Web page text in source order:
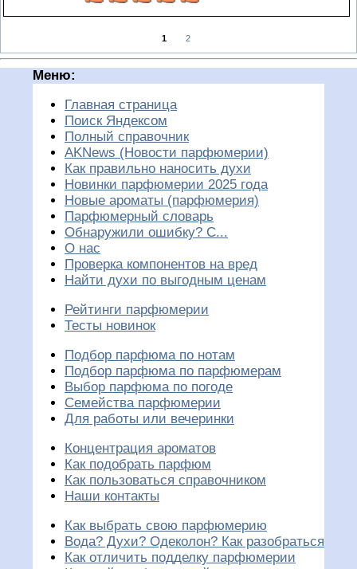
1 2
Меню:
Главная страница
Поиск Яндексом
Полный справочник
AKNews (Новости парфюмерии)
Как правильно наносить духи
Новинки парфюмерии 2025 года
Новые ароматы (парфюмерия)
Парфюмерный словарь
Обнаружили ошибку? С...
О нас
Проверка компонентов на вред
Найти духи по выгодным ценам
Рейтинги парфюмерии
Тесты новинок
Подбор парфюма по нотам
Подбор парфюма по парфюмерам
Выбор парфюма по погоде
Семейства парфюмерии
Для работы или вечеринки
Концентрация ароматов
Как подобрать парфюм
Как пользоваться справочником
Наши контакты
Как выбрать свою парфюмерию
Вода? Духи? Одеколон? Как разобраться
Как отличить подделку парфюмерии